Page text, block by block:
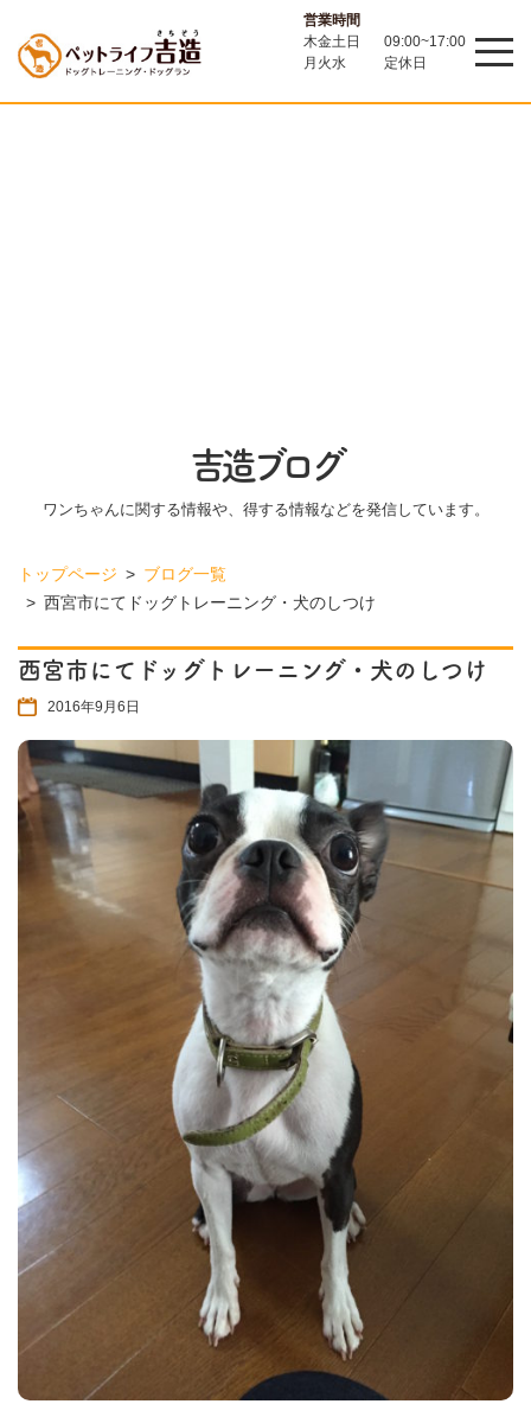
営業時間
木金土日
09:00~17:00
月火水
定休日
吉造ブログ
ワンちゃんに関する情報や、得する情報などを発信しています。
トップページ
ブログ一覧
西宮市にてドッグトレーニング・犬のしつけ
西宮市にてドッグトレーニング・犬のしつけ
2016年9月6日